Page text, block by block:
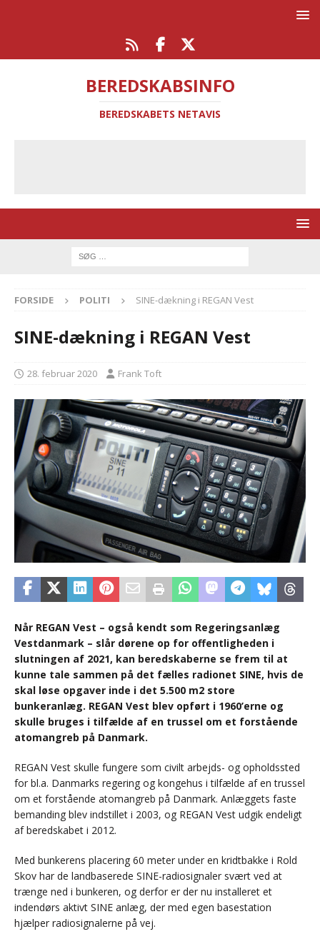
BEREDSKABSINFO
BEREDSKABETS NETAVIS
FORSIDE POLITI SINE-dækning i REGAN Vest
SINE-dækning i REGAN Vest
28. februar 2020 Frank Toft
Når REGAN Vest – også kendt som Regeringsanlæg
Vestdanmark – slår dørene op for offentligheden i
slutningen af 2021, kan beredskaberne se frem til at
kunne tale sammen på det fælles radionet SINE, hvis de
skal løse opgaver inde i det 5.500 m2 store
bunkeranlæg. REGAN Vest blev opført i 1960’erne og
skulle bruges i tilfælde af en trussel om et forstående
atomangreb på Danmark.
REGAN Vest skulle fungere som civilt arbejds- og opholdssted
for bl.a. Danmarks regering og kongehus i tilfælde af en trussel
om et forstående atomangreb på Danmark. Anlæggets faste
bemanding blev indstillet i 2003, og REGAN Vest udgik endeligt
af beredskabet i 2012.
Med bunkerens placering 60 meter under en kridtbakke i Rold
Skov har de landbaserede SINE-radiosignaler svært ved at
trænge ned i bunkeren, og derfor er der nu installeret et
indendørs aktivt SINE anlæg, der med egen basestation
hjælper radiosignalerne på vej.